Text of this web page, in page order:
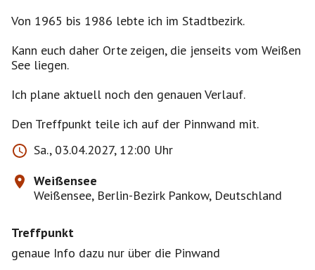
Von 1965 bis 1986 lebte ich im Stadtbezirk.
Kann euch daher Orte zeigen, die jenseits vom Weißen
See liegen.
Ich plane aktuell noch den genauen Verlauf.
Den Treffpunkt teile ich auf der Pinnwand mit.
Sa., 03.04.2027, 12:00 Uhr
Weißensee
Weißensee, Berlin-Bezirk Pankow, Deutschland
Treffpunkt
genaue Info dazu nur über die Pinwand